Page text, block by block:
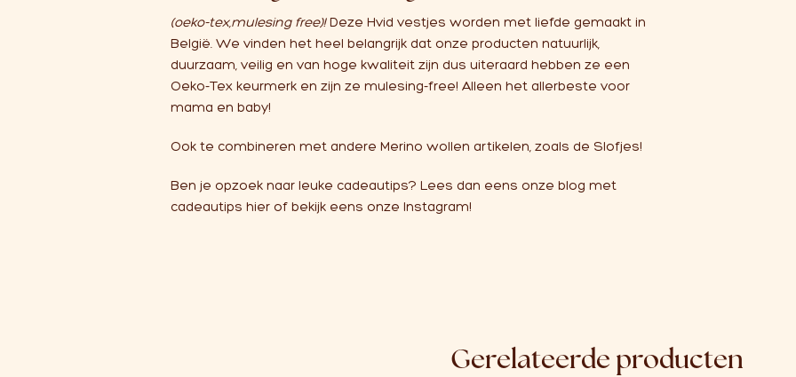
(oeko-tex,mulesing free)!Deze Hvid vestjes worden met liefde gemaakt in
België. We vinden het heel belangrijk dat onze producten natuurlijk,
duurzaam, veilig en van hoge kwaliteit zijn dus uiteraard hebben ze een
Oeko-Tex keurmerk en zijn ze mulesing-free! Alleen het allerbeste voor
mama en baby!
Ook te combineren met andere Merino wollen artikelen, zoals de Slofjes!
Ben je opzoek naar leuke cadeautips? Lees dan eens onze blog met
cadeautips hier of bekijk eens onze Instagram!
Gerelateerde producten